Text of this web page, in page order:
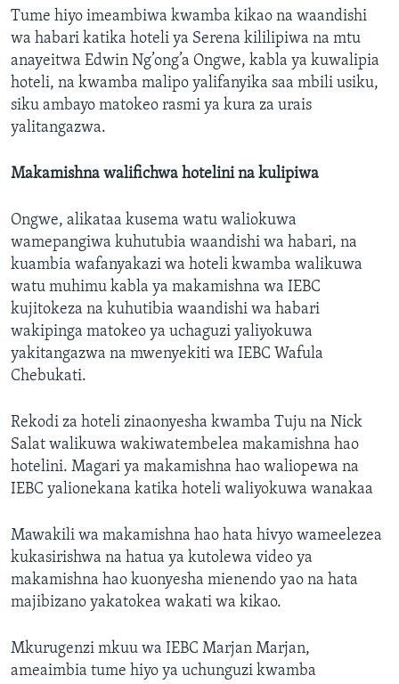
Tume hiyo imeambiwa kwamba kikao na waandishi
wa habari katika hoteli ya Serena kililipiwa na mtu
anayeitwa Edwin Ng’ong’a Ongwe, kabla ya kuwalipia
hoteli, na kwamba malipo yalifanyika saa mbili usiku,
siku ambayo matokeo rasmi ya kura za urais
yalitangazwa.
Makamishna walifichwa hotelini na kulipiwa
Ongwe, alikataa kusema watu waliokuwa
wamepangiwa kuhutubia waandishi wa habari, na
kuambia wafanyakazi wa hoteli kwamba walikuwa
watu muhimu kabla ya makamishna wa IEBC
kujitokeza na kuhutibia waandishi wa habari
wakipinga matokeo ya uchaguzi yaliyokuwa
yakitangazwa na mwenyekiti wa IEBC Wafula
Chebukati.
Rekodi za hoteli zinaonyesha kwamba Tuju na Nick
Salat walikuwa wakiwatembelea makamishna hao
hotelini. Magari ya makamishna hao waliopewa na
IEBC yalionekana katika hoteli waliyokuwa wanakaa
Mawakili wa makamishna hao hata hivyo wameelezea
kukasirishwa na hatua ya kutolewa video ya
makamishna hao kuonyesha mienendo yao na hata
majibizano yakatokea wakati wa kikao.
Mkurugenzi mkuu wa IEBC Marjan Marjan,
ameaimbia tume hiyo ya uchunguzi kwamba